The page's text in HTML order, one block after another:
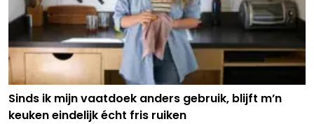
Sinds ik mijn vaatdoek anders gebruik, blijft m’n
keuken eindelijk écht fris ruiken